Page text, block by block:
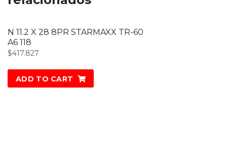
N 11.2 X 28 8PR STARMAXX TR-60
A6 118
$417.827
ADD TO CART